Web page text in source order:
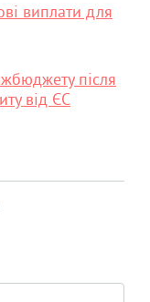
виплати для
після
від ЄС